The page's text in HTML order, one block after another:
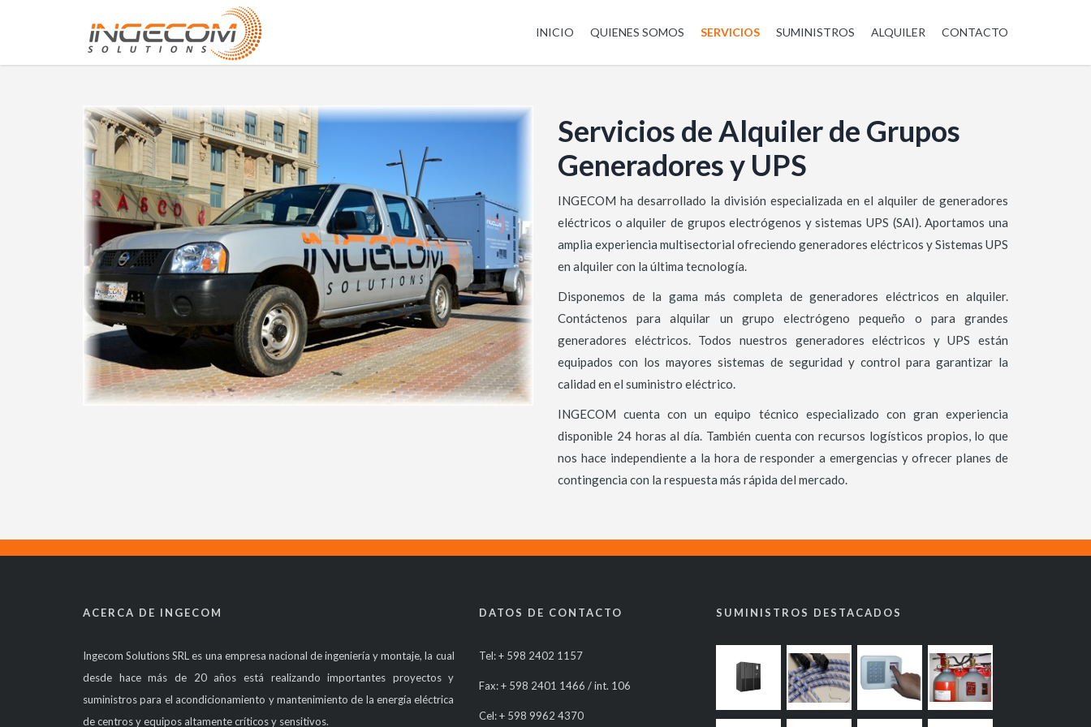
INICIO QUIENES SOMOS SERVICIOS SUMINISTROS ALQUILER CONTACTO
Servicios de Alquiler de Grupos
Generadores y UPS
INGECOM ha desarrollado la división especializada en el alquiler de generadores
eléctricos o alquiler de grupos electrógenos y sistemas UPS (SAI). Aportamos una
amplia experiencia multisectorial ofreciendo generadores eléctricos y Sistemas UPS
en alquiler con la última tecnología.
Disponemos de la gama más completa de generadores eléctricos en alquiler.
Contáctenos para alquilar un grupo electrógeno pequeño o para grandes
generadores eléctricos. Todos nuestros generadores eléctricos y UPS están
equipados con los mayores sistemas de seguridad y control para garantizar la
calidad en el suministro eléctrico.
INGECOM cuenta con un equipo técnico especializado con gran experiencia
disponible 24 horas al día. También cuenta con recursos logísticos propios, lo que
nos hace independiente a la hora de responder a emergencias y ofrecer planes de
contingencia con la respuesta más rápida del mercado.
ACERCA DE INGECOM
Ingecom Solutions SRL es una empresa nacional de ingeniería y montaje, la cual
desde hace más de 20 años está realizando importantes proyectos y
suministros para el acondicionamiento y mantenimiento de la energía eléctrica
de centros y equipos altamente críticos y sensitivos.
DATOS DE CONTACTO
Tel: + 598 2402 1157
Fax: + 598 2401 1466 / int. 106
Cel: + 598 9962 4370
SUMINISTROS DESTACADOS